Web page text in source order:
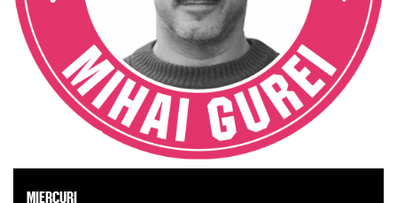
Miercuri